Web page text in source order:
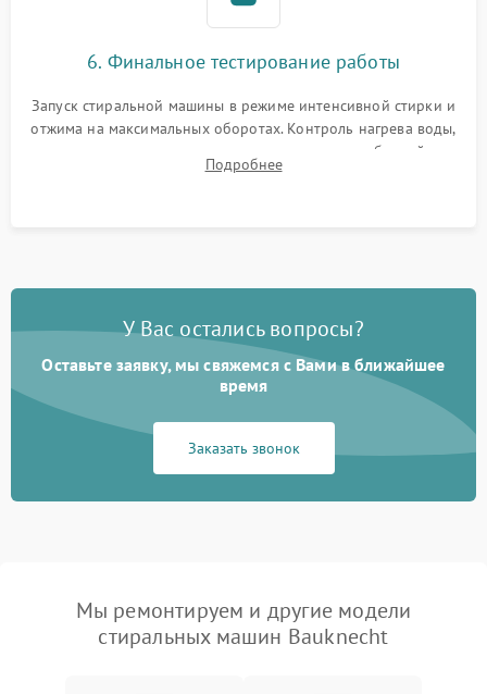
6. Финальное тестирование работы
Запуск стиральной машины в режиме интенсивной стирки и
отжима на максимальных оборотах. Контроль нагрева воды,
корректности слива, отсутствия излишних вибраций,
посторонних стуков и протечек под корпусом.
Подробнее
У Вас остались вопросы?
Оставьте заявку, мы свяжемся с Вами в ближайшее
время
Заказать звонок
Мы ремонтируем и другие модели
стиральных машин Bauknecht